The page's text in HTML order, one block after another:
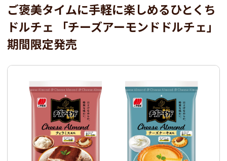
ご褒美タイムに手軽に楽しめるひとくち
ドルチェ 「チーズアーモンドドルチェ」
期間限定発売